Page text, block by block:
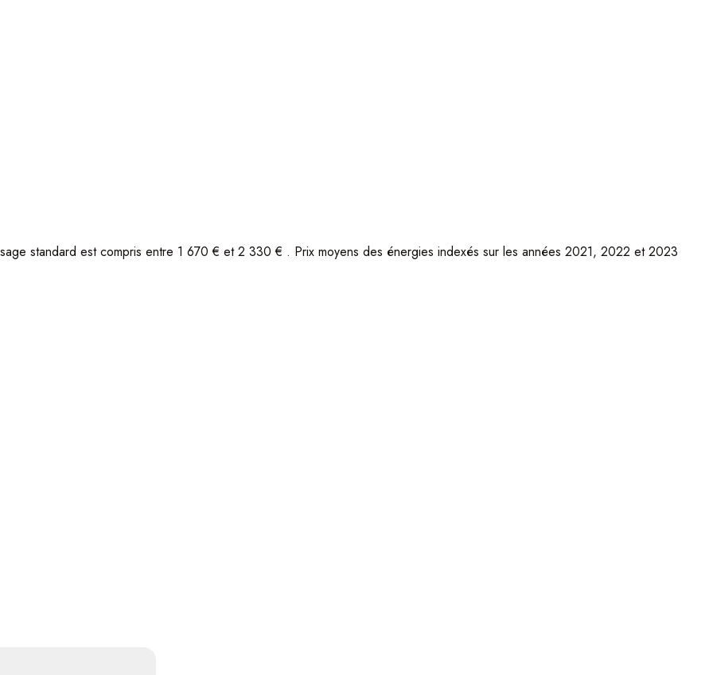
standard est compris entre 1 670 € et 2 330 € . Prix moyens des énergies indexés sur les années 2021, 2022 et 2023